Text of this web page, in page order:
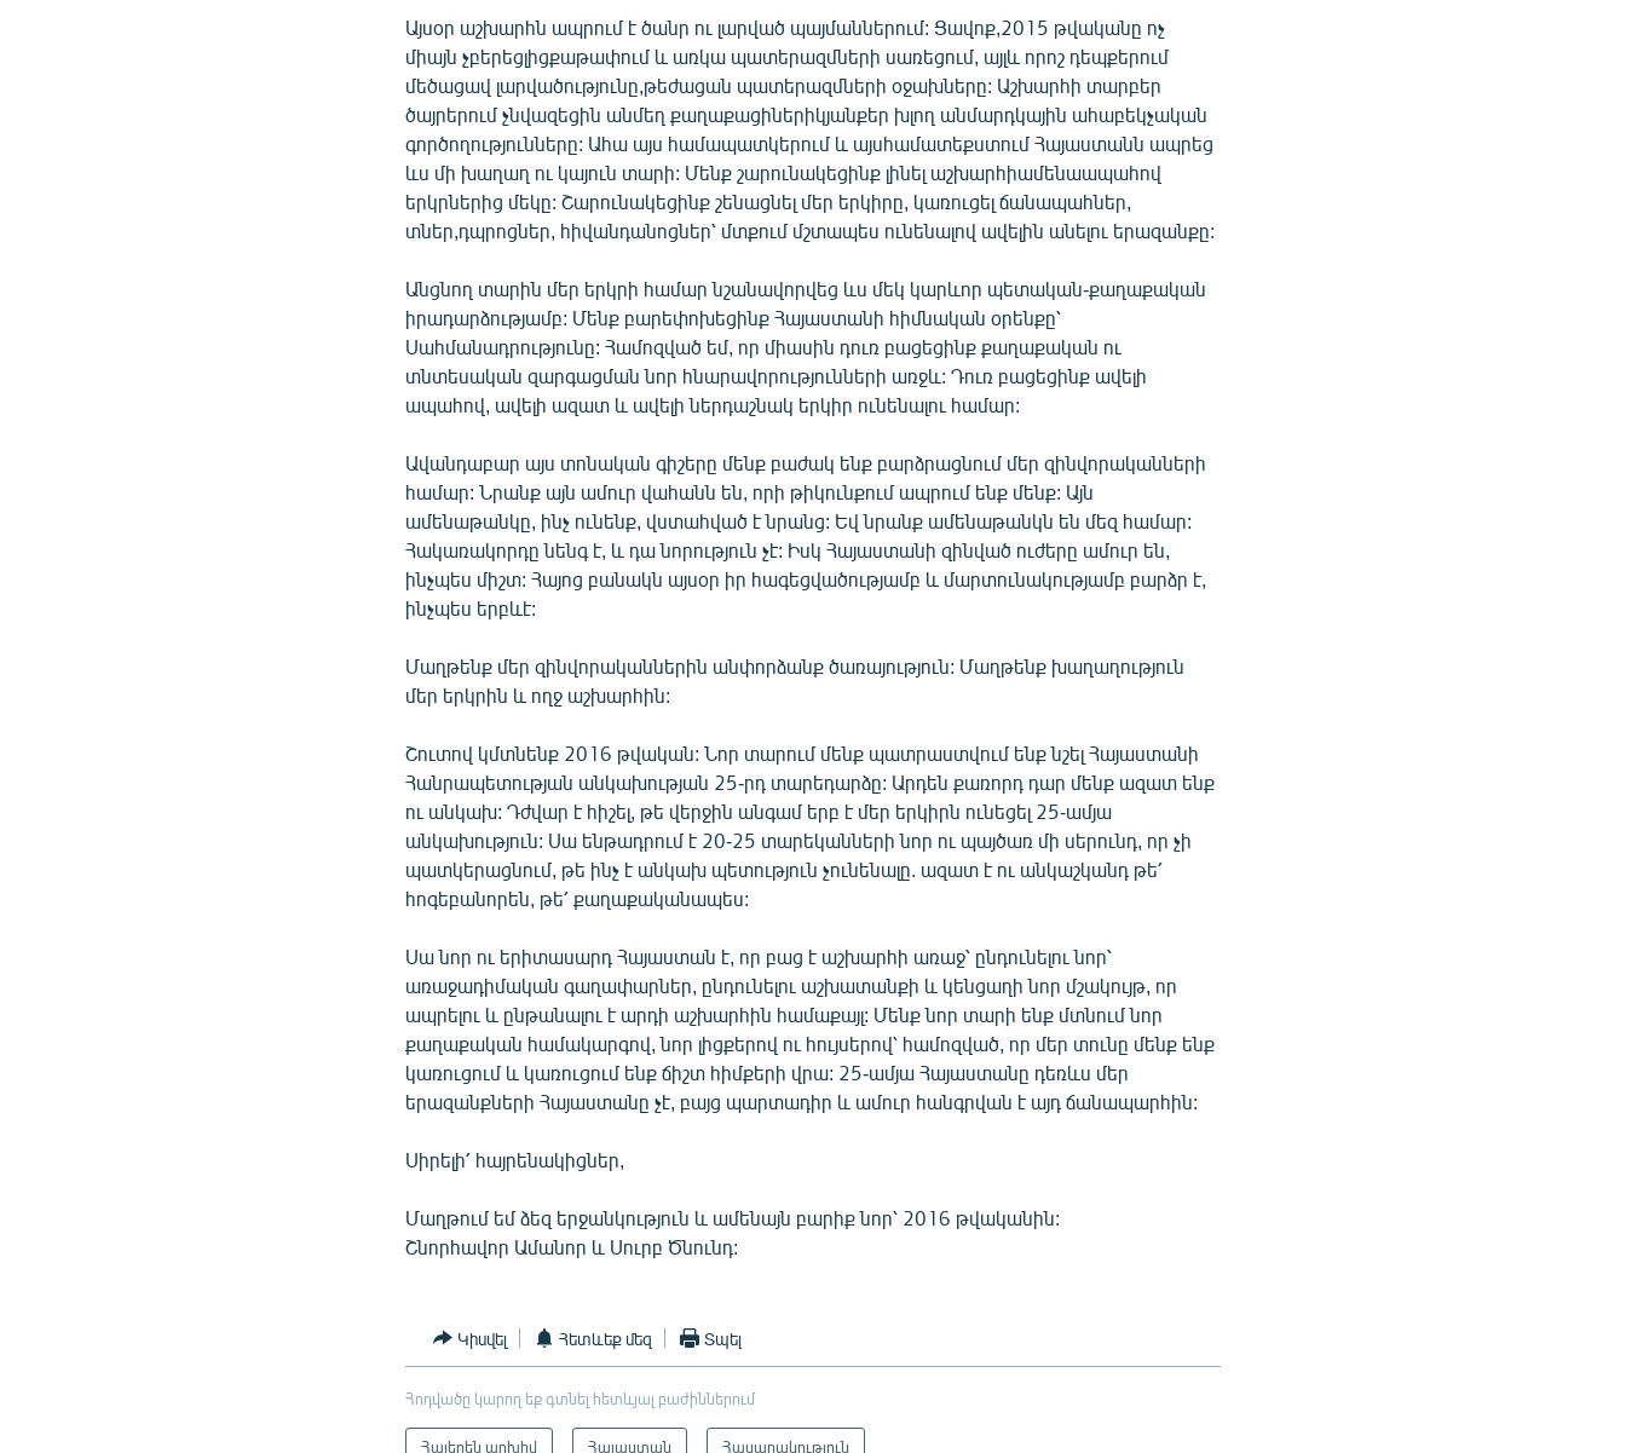
Այսօր աշխարհն ապրում է ծանր ու լարված պայմաններում: Ցավոք,2015 թվականը ոչ
միայն չբերեցլիցքաթափում և առկա պատերազմների սառեցում, այլև որոշ դեպքերում
մեծացավ լարվածությունը,թեժացան պատերազմների օջախները: Աշխարհի տարբեր
ծայրերում չնվազեցին անմեղ քաղաքացիներիկյանքեր խլող անմարդկային ահաբեկչական
գործողությունները: Ահա այս համապատկերում և այսհամատեքստում Հայաստանն ապրեց
ևս մի խաղաղ ու կայուն տարի: Մենք շարունակեցինք լինել աշխարհիամենաապահով
երկրներից մեկը: Շարունակեցինք շենացնել մեր երկիրը, կառուցել ճանապահներ,
տներ,դպրոցներ, հիվանդանոցներ՝ մտքում մշտապես ունենալով ավելին անելու երազանքը:
Անցնող տարին մեր երկրի համար նշանավորվեց ևս մեկ կարևոր պետական-քաղաքական
իրադարձությամբ: Մենք բարեփոխեցինք Հայաստանի հիմնական օրենքը՝
Սահմանադրությունը: Համոզված եմ, որ միասին դուռ բացեցինք քաղաքական ու
տնտեսական զարգացման նոր հնարավորությունների առջև: Դուռ բացեցինք ավելի
ապահով, ավելի ազատ և ավելի ներդաշնակ երկիր ունենալու համար:
Ավանդաբար այս տոնական գիշերը մենք բաժակ ենք բարձրացնում մեր զինվորականների
համար: Նրանք այն ամուր վահանն են, որի թիկունքում ապրում ենք մենք: Այն
ամենաթանկը, ինչ ունենք, վստահված է նրանց: Եվ նրանք ամենաթանկն են մեզ համար:
Հակառակորդը նենգ է, և դա նորություն չէ: Իսկ Հայաստանի զինված ուժերը ամուր են,
ինչպես միշտ: Հայոց բանակն այսօր իր հագեցվածությամբ և մարտունակությամբ բարձր է,
ինչպես երբևէ:
Մաղթենք մեր զինվորականներին անփորձանք ծառայություն: Մաղթենք խաղաղություն
մեր երկրին և ողջ աշխարհին:
Շուտով կմտնենք 2016 թվական: Նոր տարում մենք պատրաստվում ենք նշել Հայաստանի
Հանրապետության անկախության 25-րդ տարեդարձը: Արդեն քառորդ դար մենք ազատ ենք
ու անկախ: Դժվար է հիշել, թե վերջին անգամ երբ է մեր երկիրն ունեցել 25-ամյա
անկախություն: Սա ենթադրում է 20-25 տարեկանների նոր ու պայծառ մի սերունդ, որ չի
պատկերացնում, թե ինչ է անկախ պետություն չունենալը. ազատ է ու անկաշկանդ թե՛
հոգեբանորեն, թե՛ քաղաքականապես:
Սա նոր ու երիտասարդ Հայաստան է, որ բաց է աշխարհի առաջ՝ ընդունելու նոր՝
առաջադիմական գաղափարներ, ընդունելու աշխատանքի և կենցաղի նոր մշակույթ, որ
ապրելու և ընթանալու է արդի աշխարհին համաքայլ: Մենք նոր տարի ենք մտնում նոր
քաղաքական համակարգով, նոր լիցքերով ու հույսերով՝ համոզված, որ մեր տունը մենք ենք
կառուցում և կառուցում ենք ճիշտ հիմքերի վրա: 25-ամյա Հայաստանը դեռևս մեր
երազանքների Հայաստանը չէ, բայց պարտադիր և ամուր հանգրվան է այդ ճանապարհին:
Սիրելի՛ հայրենակիցներ,
Մաղթում եմ ձեզ երջանկություն և ամենայն բարիք նոր՝ 2016 թվականին:
Շնորհավոր Ամանոր և Սուրբ Ծնունդ:
Կիսվել Հետևեք մեզ Տպել
Հոդվածը կարող եք գտնել հետևյալ բաժիններում
Հայերեն արխիվ Հայաստան Հասարակություն